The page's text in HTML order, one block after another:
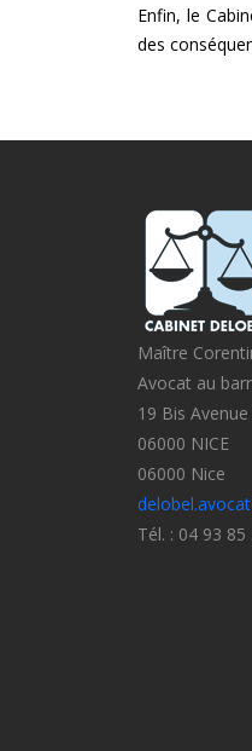
Enfin, le
des
Maître
Avocat au
19 Bis
06000 NICE
06000 Nice
Tél. : 04 93 85